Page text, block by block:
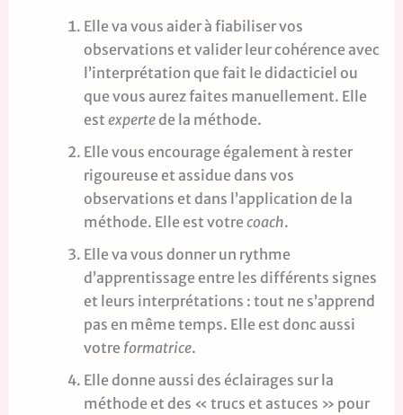
Elle va vous aider à fiabiliser vos
observations et valider leur cohérence avec
l’interprétation que fait le didacticiel ou
que vous aurez faites manuellement. Elle
est expertede la méthode.
Elle vous encourage également à rester
rigoureuse et assidue dans vos
observations et dans l’application de la
méthode. Elle est votre coach.
Elle va vous donner un rythme
d’apprentissage entre les différents signes
et leurs interprétations : tout ne s’apprend
pas en même temps. Elle est donc aussi
votre formatrice.
Elle donne aussi des éclairages sur la
méthode et des « trucs et astuces » pour